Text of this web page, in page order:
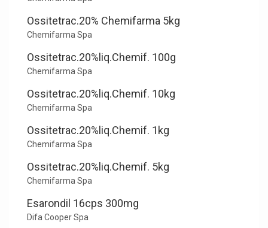
Ossitetrac.20% Chemifarma 5kg
Chemifarma Spa
Ossitetrac.20%liq.Chemif. 100g
Chemifarma Spa
Ossitetrac.20%liq.Chemif. 10kg
Chemifarma Spa
Ossitetrac.20%liq.Chemif. 1kg
Chemifarma Spa
Ossitetrac.20%liq.Chemif. 5kg
Chemifarma Spa
Esarondil 16cps 300mg
Difa Cooper Spa